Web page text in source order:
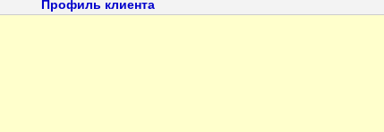
Профиль клиента